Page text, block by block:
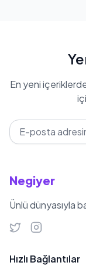
En yeni
Negiyer
Ünlü dünyasıyla
Hızlı Bağlantılar